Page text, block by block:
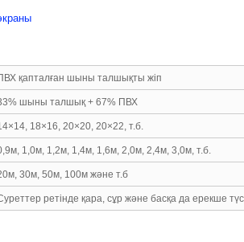
қапталған шыны талшықты жіп
шыны талшық + 67% ПВХ
18×16, 20×20, 20×22, т.б.
1,0м, 1,2м, 1,4м, 1,6м, 2,0м, 2,4м, 3,0м, т.б.
30м, 50м, 100м және т.б
ретінде қара, сұр және басқа да ерекше